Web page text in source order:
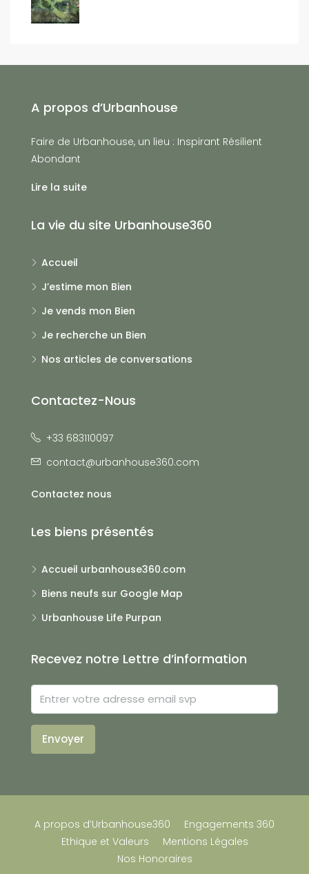
A propos d’Urbanhouse
Faire de Urbanhouse, un lieu : Inspirant Résilient
Abondant
Lire la suite
La vie du site Urbanhouse360
Accueil
J’estime mon Bien
Je vends mon Bien
Je recherche un Bien
Nos articles de conversations
Contactez-Nous
+33 683110097
contact@urbanhouse360.com
Contactez nous
Les biens présentés
Accueil urbanhouse360.com
Biens neufs sur Google Map
Urbanhouse Life Purpan
Recevez notre Lettre d’information
Envoyer
A propos d’Urbanhouse360
Engagements 360
Ethique et Valeurs
Mentions Légales
Nos Honoraires